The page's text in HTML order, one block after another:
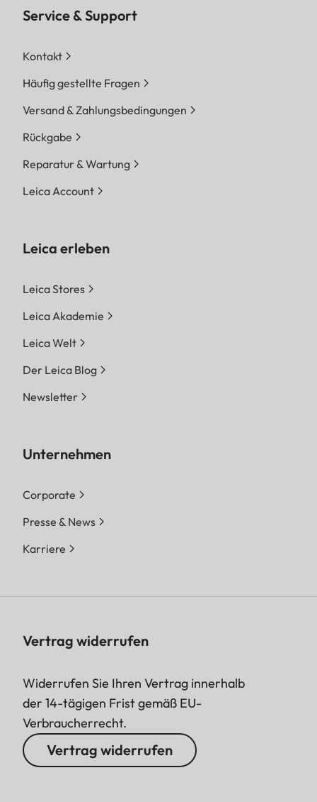
Service & Support
Kontakt
Häufig gestellte Fragen
Versand & Zahlungsbedingungen
Rückgabe
Reparatur & Wartung
Leica Account
Leica erleben
Leica Stores
Leica Akademie
Leica Welt
Der Leica Blog
Newsletter
Unternehmen
Corporate
Presse & News
Karriere
Vertrag widerrufen
Widerrufen Sie Ihren Vertrag innerhalb
der 14-tägigen Frist gemäß EU-
Verbraucherrecht.
Vertrag widerrufen